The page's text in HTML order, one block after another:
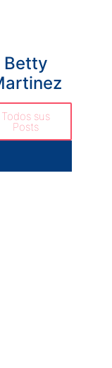
Betty
Todos sus
Posts